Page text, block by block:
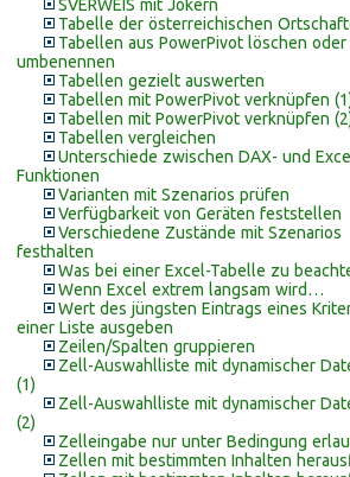
SVERWEIS mit Jokern
Tabelle der österreichischen
Tabellen aus PowerPivot löschen oder
umbenennen
Tabellen gezielt auswerten
Tabellen mit PowerPivot verknüpfen
Tabellen mit PowerPivot verknüpfen
Tabellen vergleichen
Unterschiede zwischen DAX- und
Funktionen
Varianten mit Szenarios prüfen
Verfügbarkeit von Geräten feststellen
Verschiedene Zustände mit Szenarios
festhalten
Was bei einer Excel-Tabelle zu
Wenn Excel extrem langsam wird…
Wert des jüngsten Eintrags eines
einer Liste ausgeben
Zeilen/Spalten gruppieren
Zell-Auswahlliste mit dynamischer
(1)
Zell-Auswahlliste mit dynamischer
(2)
Zelleingabe nur unter Bedingung
Zellen mit bestimmten Inhalten